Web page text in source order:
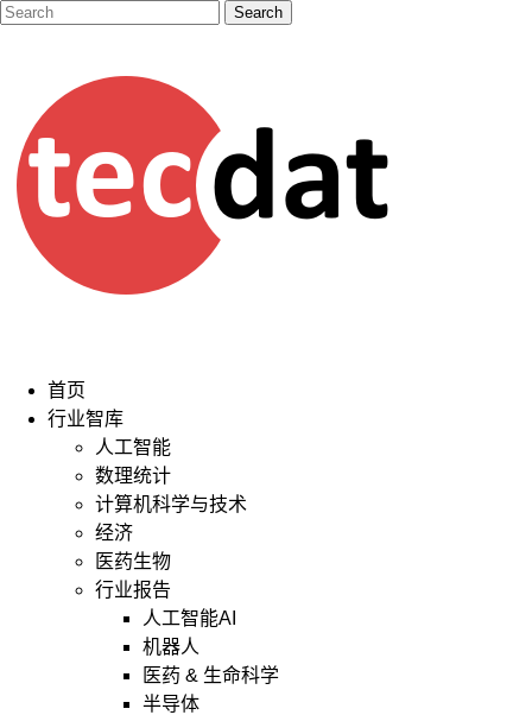
首页
行业智库
人工智能
数理统计
计算机科学与技术
经济
医药生物
行业报告
人工智能AI
机器人
医药 & 生命科学
半导体